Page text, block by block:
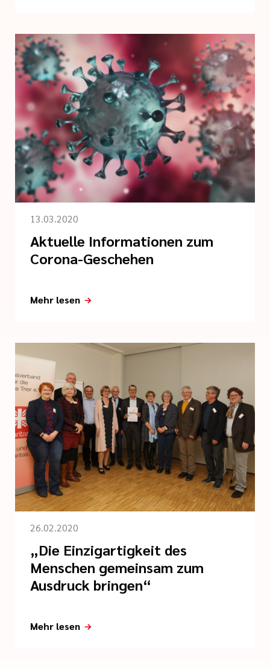
13.03.2020
Aktuelle Informationen zum
Corona-Geschehen
Mehr lesen
26.02.2020
„Die Einzigartigkeit des
Menschen gemeinsam zum
Ausdruck bringen“
Mehr lesen